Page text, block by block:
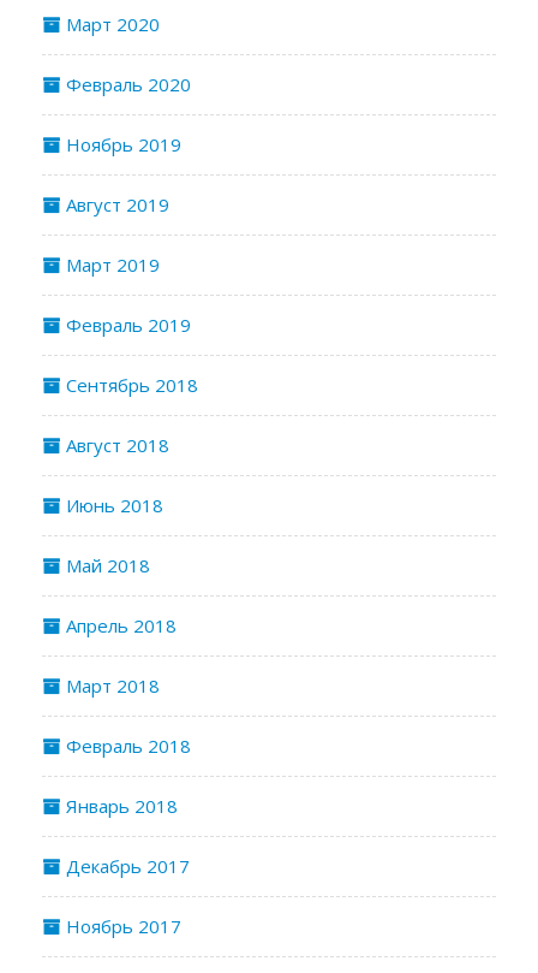
Март 2020
Февраль 2020
Ноябрь 2019
Август 2019
Март 2019
Февраль 2019
Сентябрь 2018
Август 2018
Июнь 2018
Май 2018
Апрель 2018
Март 2018
Февраль 2018
Январь 2018
Декабрь 2017
Ноябрь 2017